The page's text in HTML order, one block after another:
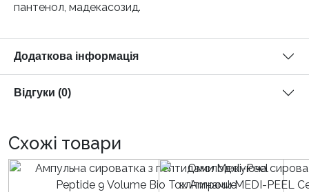
пантенол, мадекасозид.
Додаткова інформація
Відгуки (0)
Схожі товари